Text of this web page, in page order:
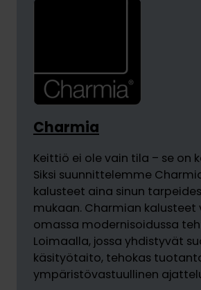
Charmia
Keittiö ei ole vain tila – se on
Siksi suunnittelemme
kalusteet aina sinun
mukaan. Charmian
omassa modernisoidussa
Loimaalla, jossa yhdistyvät
käsityötaito, tehokas
ympäristövastuullinen